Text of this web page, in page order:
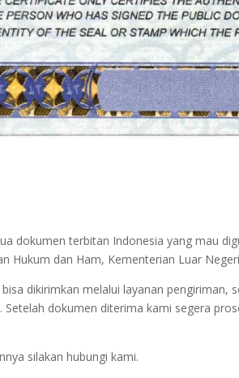
dokumen terbitan Indonesia yang mau
Hukum dan Ham, Kementerian Luar
dikirimkan melalui layanan pengiriman,
dokumen diterima kami segera
silakan hubungi kami.